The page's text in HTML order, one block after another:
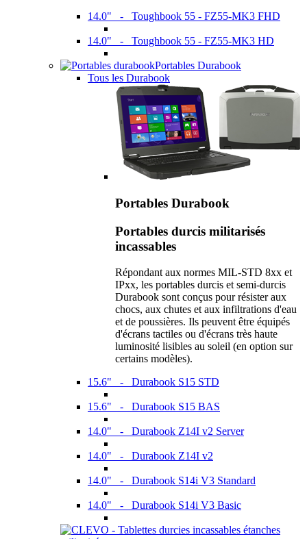
14.0" - Toughbook 55 - FZ55-MK3 FHD
14.0" - Toughbook 55 - FZ55-MK3 HD
Portables Durabook
Tous les Durabook
Portables Durabook
Portables durcis militarisés
incassables
Répondant aux normes MIL-STD 8xx et
IPxx, les portables durcis et semi-durcis
Durabook sont conçus pour résister aux
chocs, aux chutes et aux infiltrations d'eau
et de poussières. Ils peuvent être équipés
d'écrans tactiles ou d'écrans très haute
luminosité lisibles au soleil (en option sur
certains modèles).
15.6" - Durabook S15 STD
15.6" - Durabook S15 BAS
14.0" - Durabook Z14I v2 Server
14.0" - Durabook Z14I v2
14.0" - Durabook S14i V3 Standard
14.0" - Durabook S14i V3 Basic